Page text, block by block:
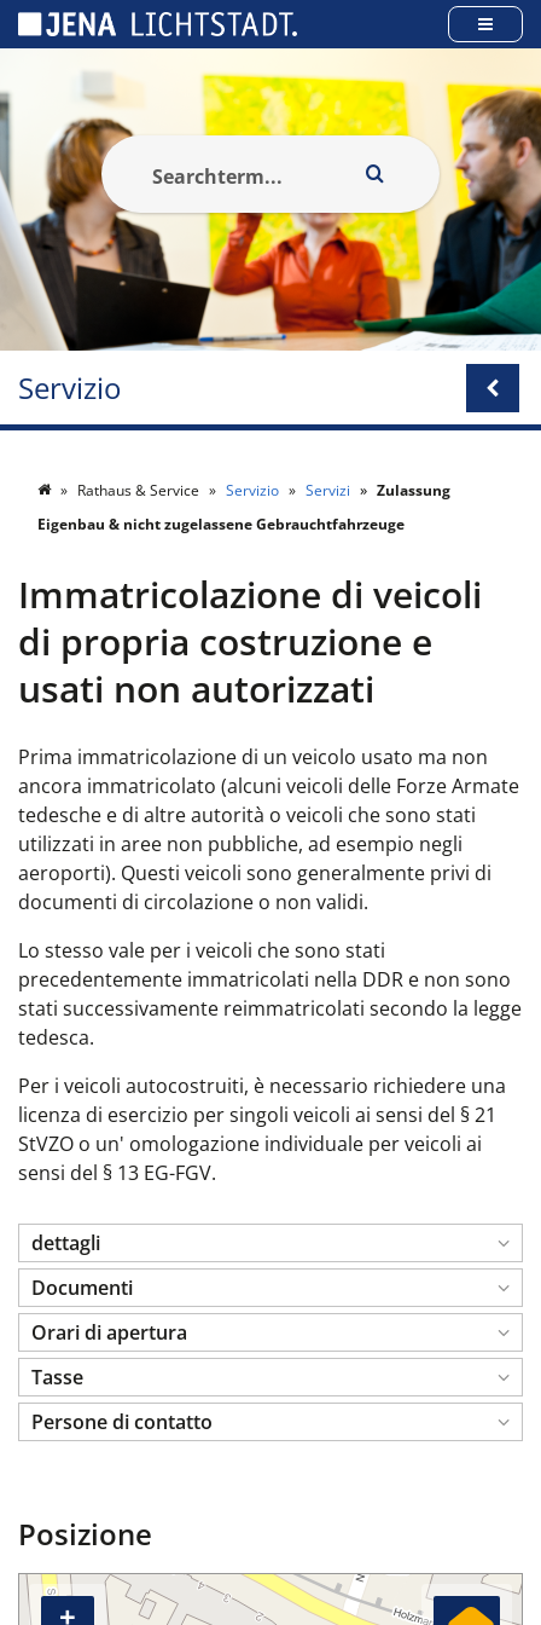
Servizio
Rathaus & Service Servizio Servizi
Zulassung
Eigenbau & nicht zugelassene Gebrauchtfahrzeuge
Immatricolazione di veicoli
di propria costruzione e
usati non autorizzati
Prima immatricolazione di un veicolo usato ma non
ancora immatricolato (alcuni veicoli delle Forze Armate
tedesche e di altre autorità o veicoli che sono stati
utilizzati in aree non pubbliche, ad esempio negli
aeroporti). Questi veicoli sono generalmente privi di
documenti di circolazione o non validi.
Lo stesso vale per i veicoli che sono stati
precedentemente immatricolati nella DDR e non sono
stati successivamente reimmatricolati secondo la legge
tedesca.
Per i veicoli autocostruiti, è necessario richiedere una
licenza di esercizio per singoli veicoli ai sensi del § 21
StVZO o un' omologazione individuale per veicoli ai
sensi del § 13 EG-FGV.
dettagli
Documenti
Orari di apertura
Tasse
Persone di contatto
Posizione
+
Pannello di gestione dei cookies